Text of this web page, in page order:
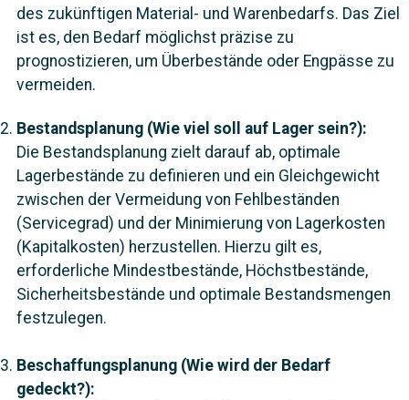
des zukünftigen Material- und Warenbedarfs. Das Ziel
ist es, den Bedarf möglichst präzise zu
prognostizieren, um Überbestände oder Engpässe zu
vermeiden.
Bestandsplanung (Wie viel soll auf Lager sein?):
Die Bestandsplanung zielt darauf ab, optimale
Lagerbestände zu definieren und ein Gleichgewicht
zwischen der Vermeidung von Fehlbeständen
(Servicegrad) und der Minimierung von Lagerkosten
(Kapitalkosten) herzustellen. Hierzu gilt es,
erforderliche Mindestbestände, Höchstbestände,
Sicherheitsbestände und optimale Bestandsmengen
festzulegen.
Beschaffungsplanung (Wie wird der Bedarf
gedeckt?):